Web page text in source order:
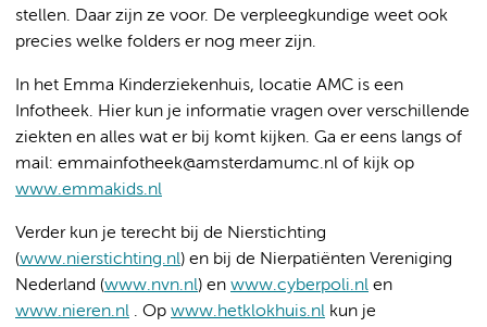
stellen. Daar zijn ze voor. De verpleegkundige weet ook
precies welke folders er nog meer zijn.
In het Emma Kinderziekenhuis, locatie AMC is een
Infotheek. Hier kun je informatie vragen over verschillende
ziekten en alles wat er bij komt kijken. Ga er eens langs of
mail: emmainfotheek@amsterdamumc.nl of kijk op
www.emmakids.nl
Verder kun je terecht bij de Nierstichting
(www.nierstichting.nl) en bij de Nierpatiënten Vereniging
Nederland (www.nvn.nl) en www.cyberpoli.nl en
www.nieren.nl . Op www.hetklokhuis.nl kun je